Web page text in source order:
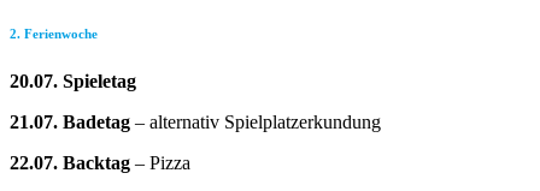
2. Ferienwoche
20.07. Spieletag
21.07. Badetag – alternativ Spielplatzerkundung
22.07. Backtag – Pizza